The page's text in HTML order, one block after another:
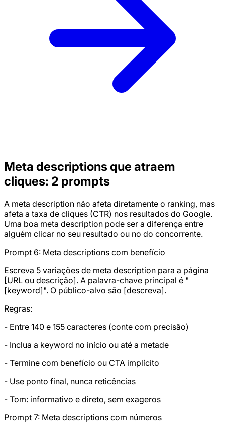
Meta descriptions que atraem
cliques: 2 prompts
A meta description não afeta diretamente o ranking, mas
afeta a taxa de cliques (CTR) nos resultados do Google.
Uma boa meta description pode ser a diferença entre
alguém clicar no seu resultado ou no do concorrente.
Prompt 6: Meta descriptions com benefício
Escreva 5 variações de meta description para a página
[URL ou descrição]. A palavra-chave principal é "
[keyword]". O público-alvo são [descreva].
Regras:
- Entre 140 e 155 caracteres (conte com precisão)
- Inclua a keyword no início ou até a metade
- Termine com benefício ou CTA implícito
- Use ponto final, nunca reticências
- Tom: informativo e direto, sem exageros
Prompt 7: Meta descriptions com números